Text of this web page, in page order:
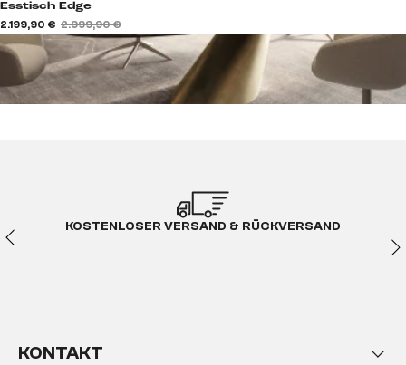
Esstisch Edge
2.199,90 € 2.999,90 €
KOSTENLOSER VERSAND & RÜCKVERSAND
KONTAKT